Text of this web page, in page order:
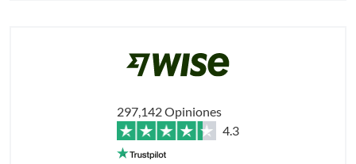
297,142 Opiniones
4.3